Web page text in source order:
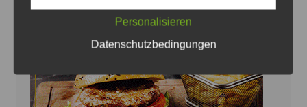
Personalisieren
Datenschutzbedingungen